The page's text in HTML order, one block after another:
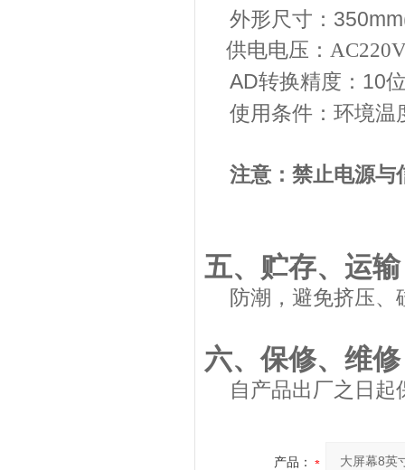
外形尺寸：
供电电压：
AD转换精度： 10
使用条件：环境温
注意： 禁止电源与
五、贮存、运输
防潮，避免挤压、
六、保修、维修
自产品出厂之日
产品：